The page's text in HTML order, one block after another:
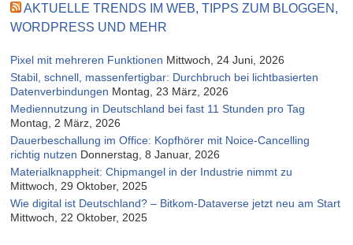
AKTUELLE TRENDS IM WEB, TIPPS ZUM BLOGGEN,
WORDPRESS UND MEHR
Pixel mit mehreren Funktionen Mittwoch, 24 Juni, 2026
Stabil, schnell, massenfertigbar: Durchbruch bei lichtbasierten
Datenverbindungen Montag, 23 März, 2026
Mediennutzung in Deutschland bei fast 11 Stunden pro Tag
Montag, 2 März, 2026
Dauerbeschallung im Office: Kopfhörer mit Noice-Cancelling
richtig nutzen Donnerstag, 8 Januar, 2026
Materialknappheit: Chipmangel in der Industrie nimmt zu
Mittwoch, 29 Oktober, 2025
Wie digital ist Deutschland? – Bitkom-Dataverse jetzt neu am Start
Mittwoch, 22 Oktober, 2025